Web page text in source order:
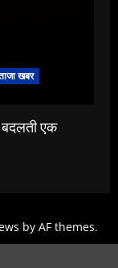
खबर
बदलती एक
by AF themes.